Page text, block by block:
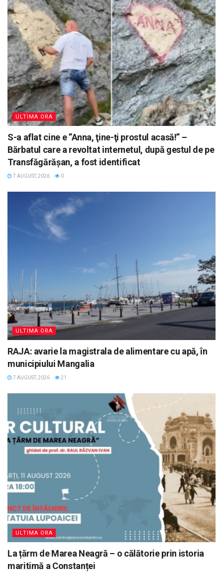
ULTIMA ORA
S-a aflat cine e ”Anna, ţine-ţi prostul acasă!” –
Bărbatul care a revoltat internetul, după gestul de pe
Transfăgărășan, a fost identificat
7 AUGUST, 2026 0
ULTIMA ORA
RAJA: avarie la magistrala de alimentare cu apă, în
municipiului Mangalia
7 AUGUST, 2026 21
ULTIMA ORA
La țărm de Marea Neagră – o călătorie prin istoria
maritimă a Constanței